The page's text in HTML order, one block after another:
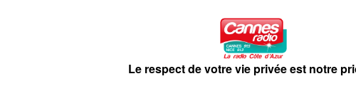
Le respect de votre vie privée est notre